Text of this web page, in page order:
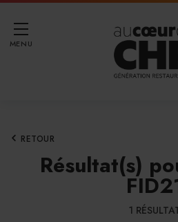
MENU
RETOUR
Résultat(s)
1